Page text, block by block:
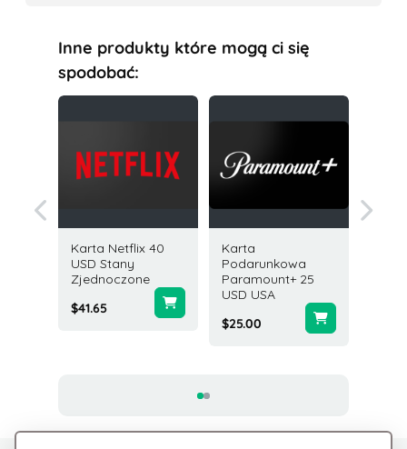
Inne produkty które mogą ci się
spodobać:
Karta Netflix 40
USD Stany
Zjednoczone
$41.65
Karta
Podarunkowa
Paramount+ 25
USD USA
$25.00